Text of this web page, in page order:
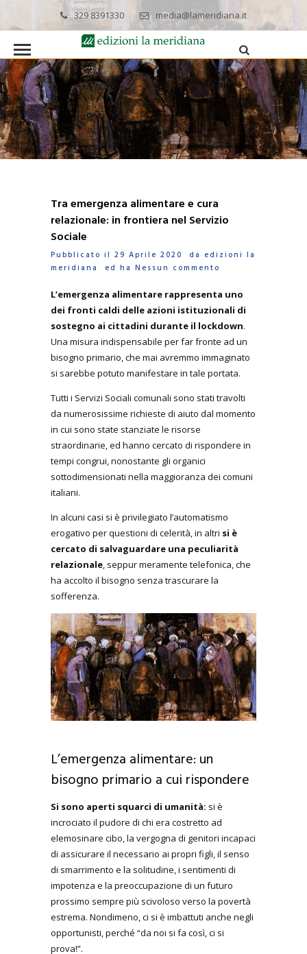
329 8391330 media@lameridiana.it
Tra emergenza alimentare e cura
relazionale: in frontiera nel Servizio
Sociale
Pubblicato il 29 Aprile 2020 da edizioni la
meridiana
ed ha Nessun commento
L’emergenza alimentare rappresenta uno
dei fronti caldi delle azioni istituzionali di
sostegno ai cittadini durante il lockdown.
Una misura indispensabile per far fronte ad un
bisogno primario, che mai avremmo immaginato
si sarebbe potuto manifestare in tale portata.
Tutti i Servizi Sociali comunali sono stati travolti
da numerosissime richieste di aiuto dal momento
in cui sono state stanziate le risorse
straordinarie, ed hanno cercato di rispondere in
tempi congrui, nonostante gli organici
sottodimensionati nella maggioranza dei comuni
italiani.
In alcuni casi si è privilegiato l’automatismo
erogativo per questioni di celerità, in altri si è
cercato di salvaguardare una peculiarità
relazionale , seppur meramente telefonica, che
ha accolto il bisogno senza trascurare la
sofferenza.
L’emergenza alimentare: un
bisogno primario a cui rispondere
Si sono aperti squarci di umanità: si è
incrociato il pudore di chi era costretto ad
elemosinare cibo, la vergogna di genitori incapaci
di assicurare il necessario ai propri figli, il senso
di smarrimento e la solitudine, i sentimenti di
impotenza e la preoccupazione di un futuro
prossimo sempre più scivoloso verso la povertà
estrema. Nondimeno, ci si è imbattuti anche negli
opportunisti, perché “da noi si fa così, ci si
prova!”.